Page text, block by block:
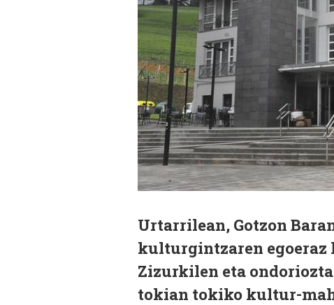
Urtarrilean, Gotzon
kulturgintzaren egoeraz
Zizurkilen eta
tokian tokiko kultur-